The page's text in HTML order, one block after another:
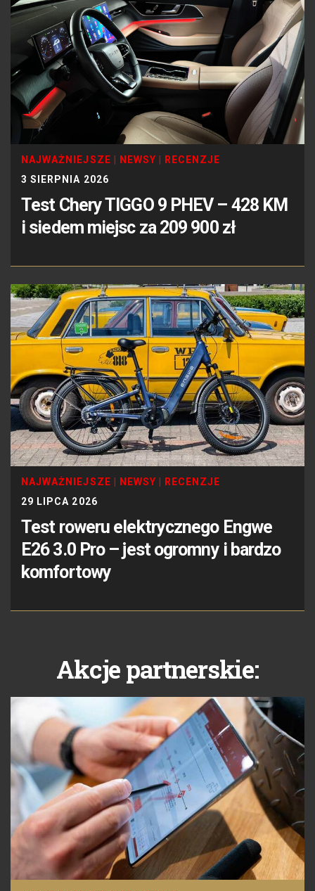
NAJWAŻNIEJSZE NEWSY
RECENZJE
3 SIERPNIA 2026
Test Chery TIGGO 9 PHEV – 428 KM
i siedem miejsc za 209 900 zł
NAJWAŻNIEJSZE NEWSY
RECENZJE
29 LIPCA 2026
Test roweru elektrycznego Engwe
E26 3.0 Pro – jest ogromny i bardzo
komfortowy
Akcje partnerskie: